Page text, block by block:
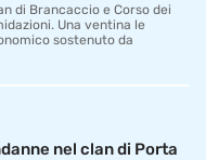
di Brancaccio e Corso dei
Una ventina le
sostenuto da
nel clan di Porta